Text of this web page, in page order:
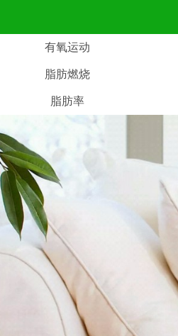
有氧运动
脂肪燃烧
脂肪率